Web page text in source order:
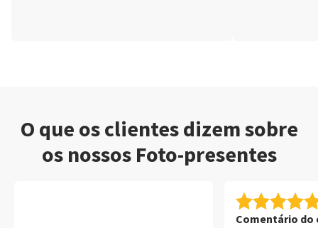
O que os clientes dizem sobre
os nossos Foto-presentes
Comentário do